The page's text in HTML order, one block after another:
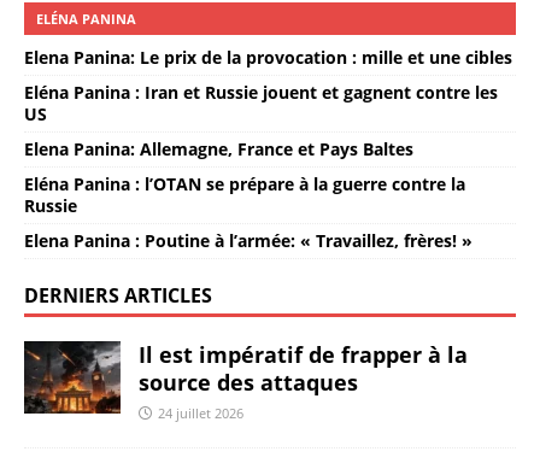
ELÉNA PANINA
Elena Panina: Le prix de la provocation : mille et une cibles
Eléna Panina : Iran et Russie jouent et gagnent contre les
US
Elena Panina: Allemagne, France et Pays Baltes
Eléna Panina : l’OTAN se prépare à la guerre contre la
Russie
Elena Panina : Poutine à l’armée: « Travaillez, frères! »
DERNIERS ARTICLES
Il est impératif de frapper à la
source des attaques
24 juillet 2026